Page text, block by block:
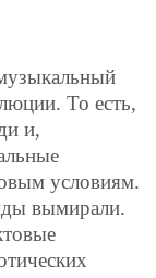
То есть,
и,
условиям.
вымирали.